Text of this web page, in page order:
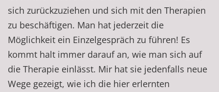
sich zurückzuziehen und sich mit den Therapien
zu beschäftigen. Man hat jederzeit die
Möglichkeit ein Einzelgespräch zu führen! Es
kommt halt immer darauf an, wie man sich auf
die Therapie einlässt. Mir hat sie jedenfalls neue
Wege gezeigt, wie ich die hier erlernten